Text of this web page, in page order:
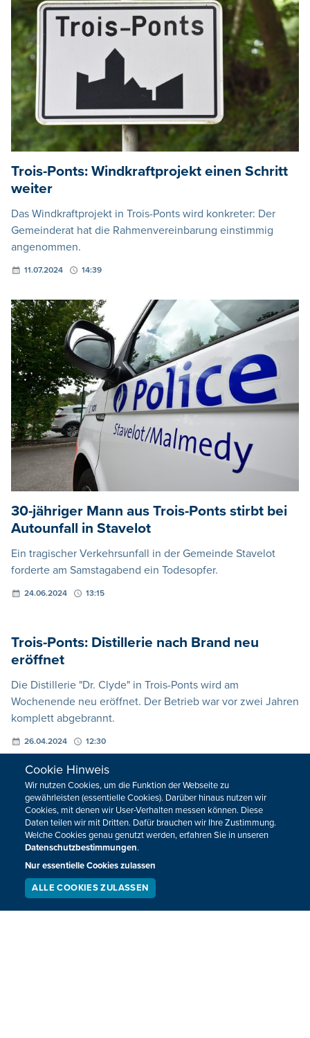
Trois-Ponts: Windkraftprojekt einen Schritt
weiter
Das Windkraftprojekt in Trois-Ponts wird konkreter: Der
Gemeinderat hat die Rahmenvereinbarung einstimmig
angenommen.
11.07.2024 14:39
30-jähriger Mann aus Trois-Ponts stirbt bei
Autounfall in Stavelot
Ein tragischer Verkehrsunfall in der Gemeinde Stavelot
forderte am Samstagabend ein Todesopfer.
24.06.2024 13:15
Trois-Ponts: Distillerie nach Brand neu
eröffnet
Die Distillerie "Dr. Clyde" in Trois-Ponts wird am
Wochenende neu eröffnet. Der Betrieb war vor zwei Jahren
komplett abgebrannt.
26.04.2024 12:30
NÄCHSTE
REGIONAL
Cookie Hinweis
Wir nutzen Cookies, um die Funktion der Webseite zu
gewährleisten (essentielle Cookies). Darüber hinaus nutzen wir
Cookies, mit denen wir User-Verhalten messen können. Diese
Daten teilen wir mit Dritten. Dafür brauchen wir Ihre Zustimmung.
Welche Cookies genau genutzt werden, erfahren Sie in unseren
Datenschutzbestimmungen.
Nur essentielle Cookies zulassen
ALLE COOKIES ZULASSEN
LIVESTREAM